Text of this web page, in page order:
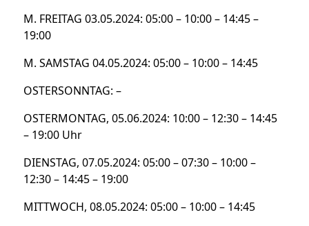
M. FREITAG 03.05.2024: 05:00 – 10:00 – 14:45 –
19:00
M. SAMSTAG 04.05.2024: 05:00 – 10:00 – 14:45
OSTERSONNTAG: –
OSTERMONTAG, 05.06.2024: 10:00 – 12:30 – 14:45
– 19:00 Uhr
DIENSTAG, 07.05.2024: 05:00 – 07:30 – 10:00 –
12:30 – 14:45 – 19:00
MITTWOCH, 08.05.2024: 05:00 – 10:00 – 14:45